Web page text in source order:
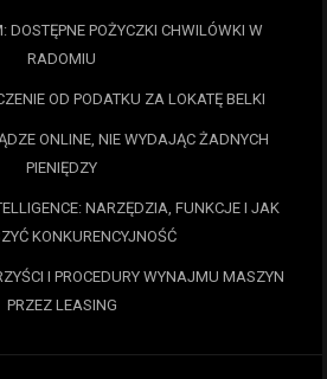
DOSTĘPNE POŻYCZKI CHWILÓWKI W
RADOMIU
OD PODATKU ZA LOKATĘ BELKI
ONLINE, NIE WYDAJĄC ŻADNYCH
PIENIĘDZY
NARZĘDZIA, FUNKCJE I JAK
KONKURENCYJNOŚĆ
I PROCEDURY WYNAJMU MASZYN
PRZEZ LEASING